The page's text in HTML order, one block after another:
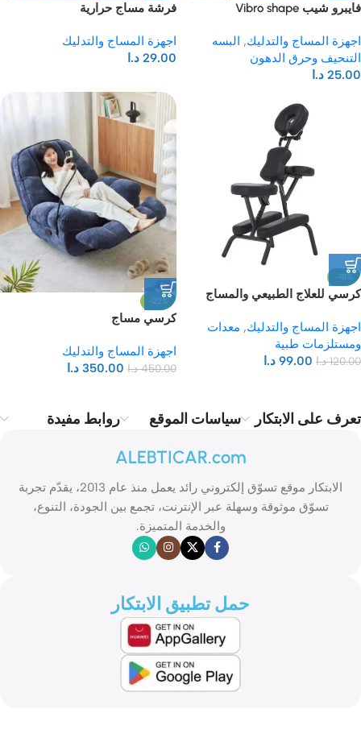
فايبرو شيب Vibro shape
اجهزة المساج والتدليك, البسه
التنحيف وحرق الدهون
25.00 د.ا
فرشة مساج حرارية
اجهزة المساج والتدليك
29.00 د.ا
-18%
كرسي للعلاج الطبيعي والمساج
اجهزة المساج والتدليك, معدات
ومستلزمات طبية
120.00 د.ا 99.00 د.ا
-22%
كرسي مساج
اجهزة المساج والتدليك
450.00 د.ا 350.00 د.ا
تعرف على الابتكار سياسات الموقع روابط مفيدة
ALEBTICAR.com
الابتكار موقع تسوّق إلكتروني رائد يعمل منذ عام 2013، يقدّم تجربة
تسوّق موثوقة وسهلة عبر الإنترنت، تجمع بين الجودة، التنوع،
والخدمة المتميزة.
حمل تطبيق الابتكار